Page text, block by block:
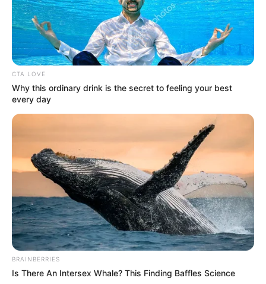
El coronel Giovanni Puentes, comandante de la Policía de
Antioquia, indicó que ya tienen avanzada la investigación
e identificados a los presuntos autores del hurto,gracias
CTA LOVE
Why this ordinary drink is the secret to feeling your best
every day
BRAINBERRIES
Is There An Intersex Whale? This Finding Baffles Science